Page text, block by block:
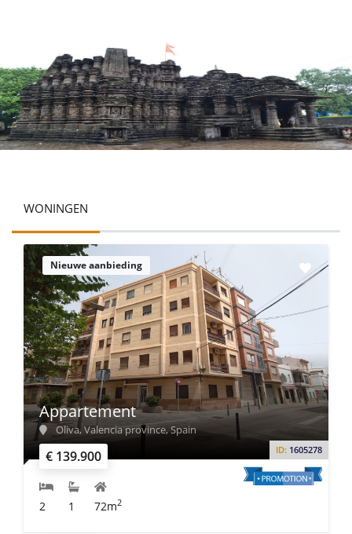
WONINGEN
Nieuwe aanbieding
€ 139.900 ID: 1605278
Appartement
Oliva, Valencia province, Spain
2 1 72m2